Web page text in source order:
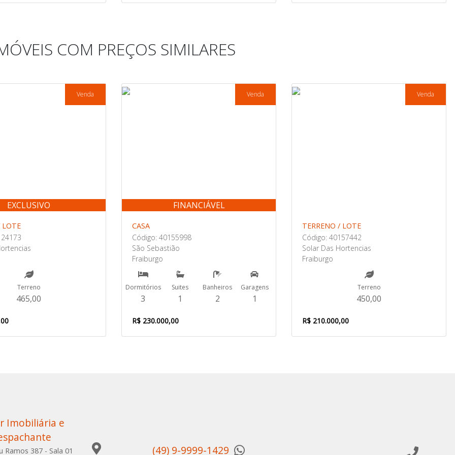
COM PREÇOS SIMILARES
Venda
EXCLUSIVO
LOTE
Terreno
465,00
Venda
FINANCIÁVEL
CASA
Código: 40155998
São Sebastião
Fraiburgo
Dormitórios
3
Suites
1
Banheiros
2
Garagens
1
R$ 230.000,00
Venda
TERRENO / LOTE
Código: 40157442
Solar Das Hortencias
Fraiburgo
Terreno
450,00
R$ 210.000,00
Imobiliária e
Ramos 387 - Sala 01 (49) 9-9999-1429